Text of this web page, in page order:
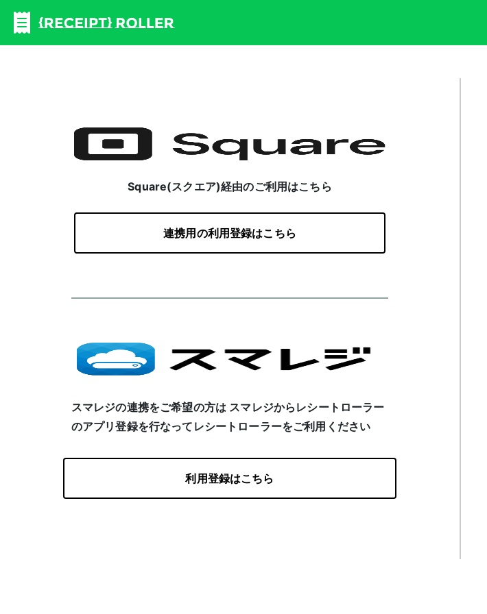
Square(スクエア)経由のご利用はこちら
連携用の利用登録はこちら
スマレジの連携をご希望の方は スマレジからレシートローラー
のアプリ登録を行なってレシートローラーをご利用ください
利用登録はこちら